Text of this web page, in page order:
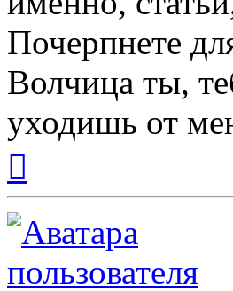
Почерпнете
Волчица ты,
уходишь от
началу